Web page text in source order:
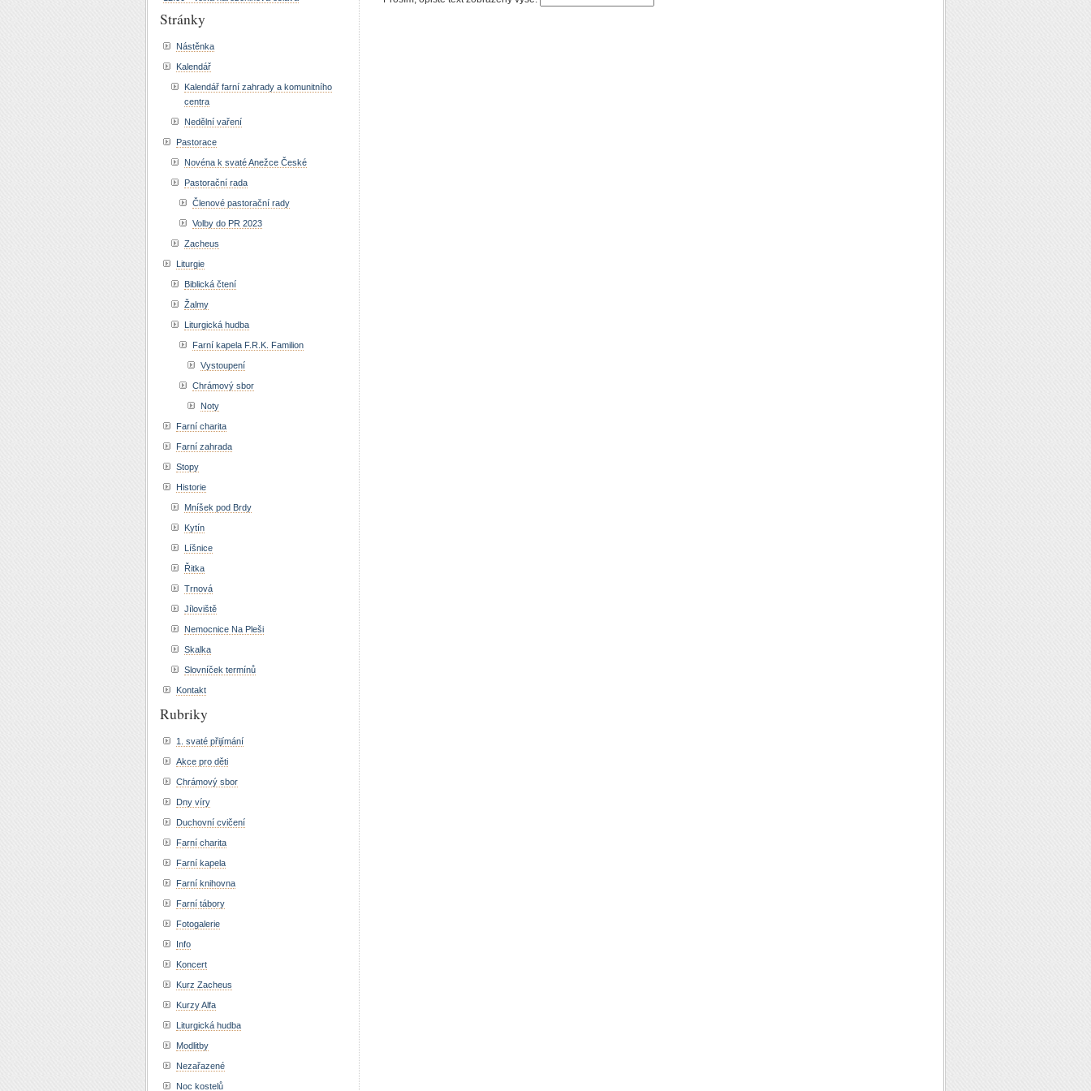
Stránky
Nástěnka
Kalendář
Kalendář farní zahrady a komunitního
centra
Nedělní vaření
Pastorace
Novéna k svaté Anežce České
Pastorační rada
Členové pastorační rady
Volby do PR 2023
Zacheus
Liturgie
Biblická čtení
Žalmy
Liturgická hudba
Farní kapela F.R.K. Familion
Vystoupení
Chrámový sbor
Noty
Farní charita
Farní zahrada
Stopy
Historie
Mníšek pod Brdy
Kytín
Líšnice
Řitka
Trnová
Jíloviště
Nemocnice Na Pleši
Skalka
Slovníček termínů
Kontakt
Rubriky
1. svaté přijímání
Akce pro děti
Chrámový sbor
Dny víry
Duchovní cvičení
Farní charita
Farní kapela
Farní knihovna
Farní tábory
Fotogalerie
Info
Koncert
Kurz Zacheus
Kurzy Alfa
Liturgická hudba
Modlitby
Nezařazené
Noc kostelů